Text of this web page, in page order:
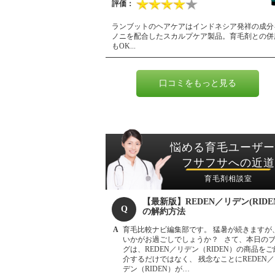
ランブットのヘアケアはインドネシア発祥の成分
ノニを配合したスカルプケア製品。育毛剤との併
もOK...
口コミをもっと見る
悩める育毛ユーザ
フサフサへの近道
育毛剤相談室
【最新版】REDEN／リデン
の解約方法
育毛比較ナビ編集部です。 猛暑が続きますが、
いかがお過ごしでしょうか？ さて、本日の
グは、REDEN／リデン（RIDEN）の商品をご
介するだけではなく、 残念なことにREDEN／
デン（RIDEN）が…